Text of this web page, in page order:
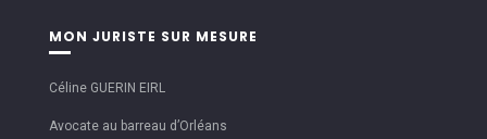
MON JURISTE SUR MESURE
Céline GUERIN EIRL
Avocate au barreau d’Orléans